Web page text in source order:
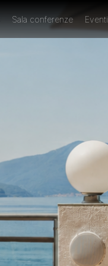
Sala conferenze Eventi